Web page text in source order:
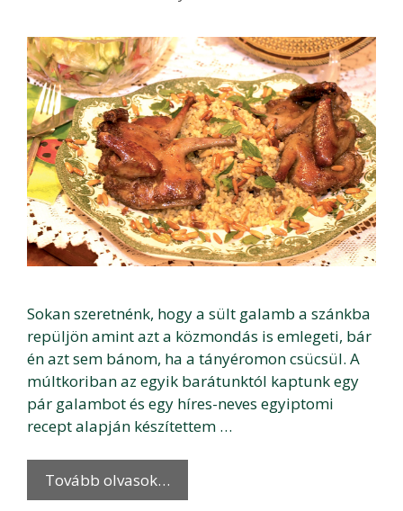
Sokan szeretnénk, hogy a sült galamb a szánkba
repüljön amint azt a közmondás is emlegeti, bár
én azt sem bánom, ha a tányéromon csücsül. A
múltkoriban az egyik barátunktól kaptunk egy
pár galambot és egy híres-neves egyiptomi
recept alapján készítettem …
Tovább olvasok…